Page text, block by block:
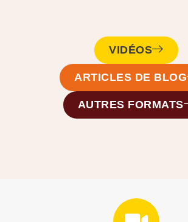
VIDÉOS
ARTICLES DE BLOG
AUTRES FORMATS